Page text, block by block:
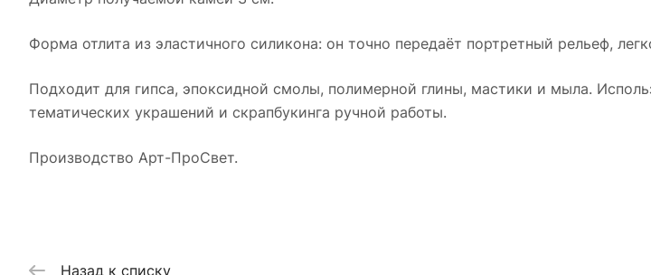
Форма отлита из эластичного силикона: он точно передаёт портретный рельеф,
Подходит для гипса, эпоксидной смолы, полимерной глины, мастики и мыла.
тематических украшений и скрапбукинга ручной работы.
Производство Арт-ПроСвет.
Назад к списку